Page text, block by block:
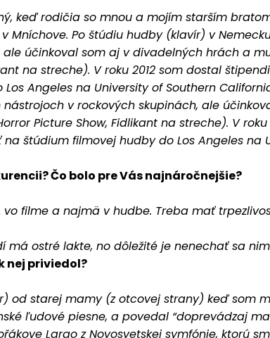
keď rodičia so mnou a mojím starším
Mníchove. Po štúdiu hudby (klavír) v
účinkoval som aj v divadelných hrách a
na streche). V roku 2012 som dostal
Angeles na University of Southern
v rockových skupinách, ale
Picture Show, Fidlikant na streche). V roku
štúdium filmovej hudby do Los Angeles na
Čo bolo pre Vás najnáročnejšie?
filme a najmä v hudbe. Treba mať
ostré lakte, no dôležité je nenechať sa
nej priviedol?
od starej mamy (z otcovej strany) keď som
ľudové piesne, a povedal “doprevádzaj
Largo z Novosvetskej symfónie, ktorú